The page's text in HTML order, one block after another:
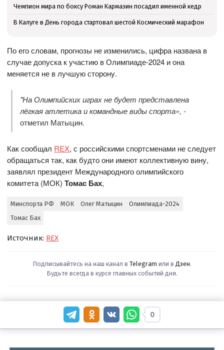
Чемпион мира по боксу Роман Кармазин посадил именной кедр
В Калуге в День города стартовал шестой Космический марафон
По его словам, прогнозы не изменились, цифра названа в
случае допуска к участию в Олимпиаде-2024 и она
меняется не в лучшую сторону.
"На Олимпийских играх не будет представлена
лёгкая атлетика и командные виды спорта», -
отметил Матыцин.
Как сообщал REX, с российскими спортсменами не следует
обращаться так, как будто они имеют коллективную вину,
заявлял президент Международного олимпийского
комитета (МОК) Томас Бах,
Минспорта РФ МОК Олег Матыцин
Олимпиада-2024
Томас Бах
Источник: REX
Подписывайтесь на наш канал в Telegram или в Дзен.
Будьте всегда в курсе главных событий дня.
0